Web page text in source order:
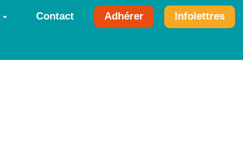
Contact Adhérer Infolettres